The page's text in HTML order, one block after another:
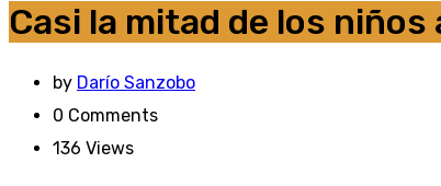
Casi la mitad de los
by Darío Sanzobo
0 Comments
136 Views